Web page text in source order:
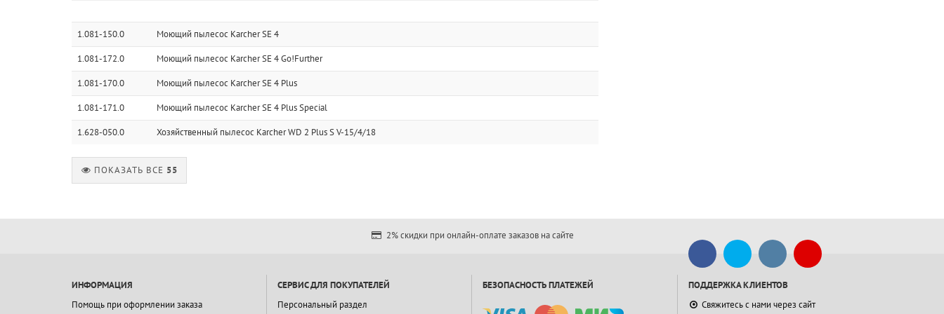
1.081-150.0 Моющий пылесос Karcher SE 4
1.081-172.0 Моющий пылесос Karcher SE 4 Go!Further
1.081-170.0 Моющий пылесос Karcher SE 4 Plus
1.081-171.0 Моющий пылесос Karcher SE 4 Plus Special
1.628-050.0 Хозяйственный пылесос Karcher WD 2 Plus S V-15/4/18
ПОКАЗАТЬ ВСЕ 55
2% скидки при онлайн-оплате заказов на сайте
ИНФОРМАЦИЯ
Помощь при оформлении заказа
СЕРВИС ДЛЯ ПОКУПАТЕЛЕЙ
Персональный раздел
БЕЗОПАСНОСТЬ ПЛАТЕЖЕЙ
ПОДДЕРЖКА КЛИЕНТОВ
Свяжитесь с нами через сайт